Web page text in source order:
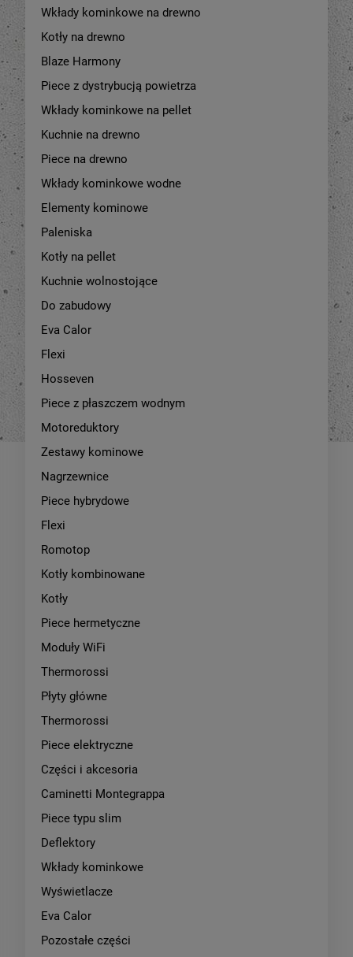
Piec na pellet Eva Calor
Denise 11 kW
9 490,00 zł
regularna:
12 490,00 zł
cena:
9 490,00 zł
DO KOSZYKA
-
Piec na pellet Eva Calor
5
3
Wkłady kominkowe na drewno
Kotły na drewno
Blaze Harmony
Piece z dystrybucją powietrza
Wkłady kominkowe na pellet
Kuchnie na drewno
Piece na drewno
Wkłady kominkowe wodne
Elementy kominowe
Paleniska
Kotły na pellet
Kuchnie wolnostojące
Do zabudowy
Eva Calor
Flexi
Hosseven
Piece z płaszczem wodnym
Motoreduktory
Zestawy kominowe
Nagrzewnice
Piece hybrydowe
Flexi
Romotop
Kotły kombinowane
Kotły
Piece hermetyczne
Moduły WiFi
Thermorossi
Płyty główne
Thermorossi
Piece elektryczne
Części i akcesoria
Caminetti Montegrappa
Piece typu slim
Deflektory
Wkłady kominkowe
Wyświetlacze
Eva Calor
Pozostałe części